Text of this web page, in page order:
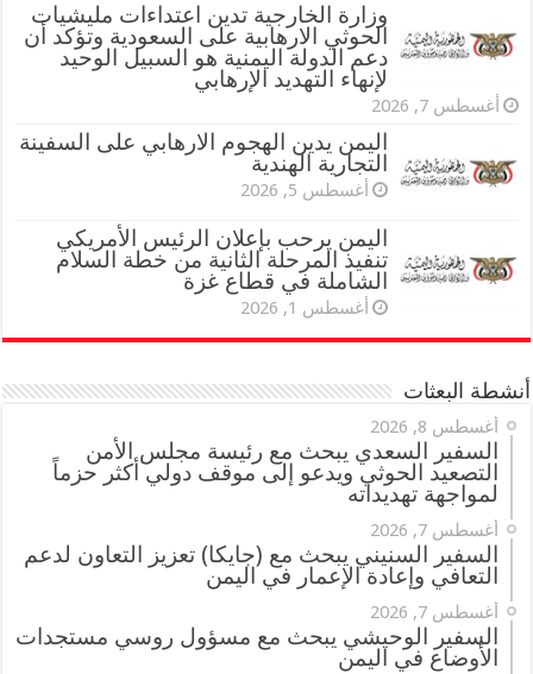
وزارة الخارجية تدين اعتداءات مليشيات
الحوثي الارهابية على السعودية وتؤكد أن
دعم الدولة اليمنية هو السبيل الوحيد
لإنهاء التهديد الإرهابي
أغسطس 7, 2026
اليمن يدين الهجوم الارهابي على السفينة
التجارية الهندية
أغسطس 5, 2026
اليمن يرحب بإعلان الرئيس الأمريكي
تنفيذ المرحلة الثانية من خطة السلام
الشاملة في قطاع غزة
أغسطس 1, 2026
أنشطة البعثات
أغسطس 8, 2026
السفير السعدي يبحث مع رئيسة مجلس الأمن
التصعيد الحوثي ويدعو إلى موقف دولي أكثر حزماً
لمواجهة تهديداته
أغسطس 7, 2026
السفير السنيني يبحث مع (جايكا) تعزيز التعاون لدعم
التعافي وإعادة الإعمار في اليمن
أغسطس 7, 2026
السفير الوحيشي يبحث مع مسؤول روسي مستجدات
الأوضاع في اليمن